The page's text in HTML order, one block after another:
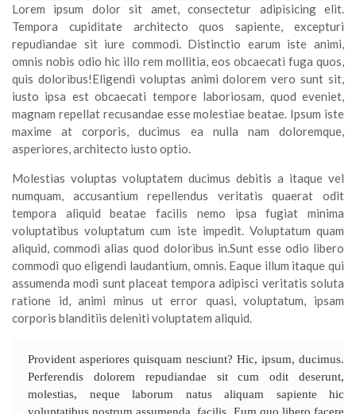
Lorem ipsum dolor sit amet, consectetur adipisicing elit.
Tempora cupiditate architecto quos sapiente, excepturi
repudiandae sit iure commodi. Distinctio earum iste animi,
omnis nobis odio hic illo rem mollitia, eos obcaecati fuga quos,
quis doloribus!Eligendi voluptas animi dolorem vero sunt sit,
iusto ipsa est obcaecati tempore laboriosam, quod eveniet,
magnam repellat recusandae esse molestiae beatae. Ipsum iste
maxime at corporis, ducimus ea nulla nam doloremque,
asperiores, architecto iusto optio.
Molestias voluptas voluptatem ducimus debitis a itaque vel
numquam, accusantium repellendus veritatis quaerat odit
tempora aliquid beatae facilis nemo ipsa fugiat minima
voluptatibus voluptatum cum iste impedit. Voluptatum quam
aliquid, commodi alias quod doloribus in.Sunt esse odio libero
commodi quo eligendi laudantium, omnis. Eaque illum itaque qui
assumenda modi sunt placeat tempora adipisci veritatis soluta
ratione id, animi minus ut error quasi, voluptatum, ipsam
corporis blanditiis deleniti voluptatem aliquid.
Provident asperiores quisquam nesciunt? Hic, ipsum, ducimus.
Perferendis dolorem repudiandae sit cum odit deserunt,
molestias, neque laborum natus aliquam sapiente hic